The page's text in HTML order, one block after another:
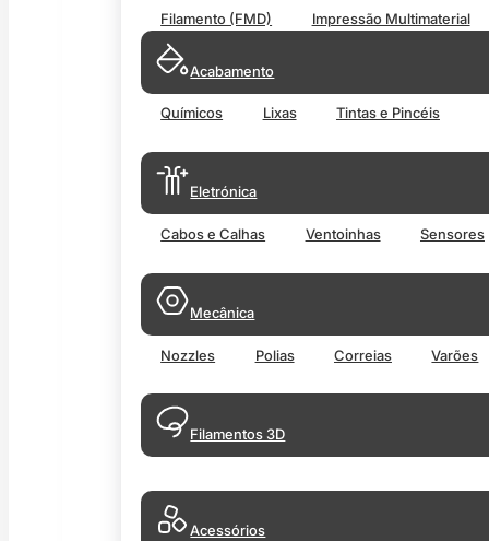
Filamento (FMD) Impressão Multimaterial
Acabamento
Químicos Lixas Tintas e Pincéis
Eletrónica
Cabos e Calhas Ventoinhas Sensores
Mecânica
Nozzles Polias Correias Varões
Filamentos 3D
Acessórios